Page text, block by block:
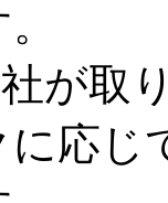
が取
応じ